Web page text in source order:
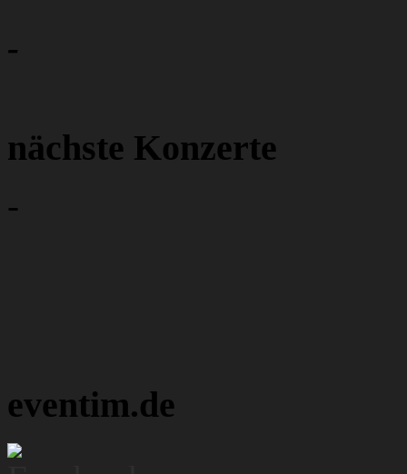
-
nächste Konzerte
-
eventim.de